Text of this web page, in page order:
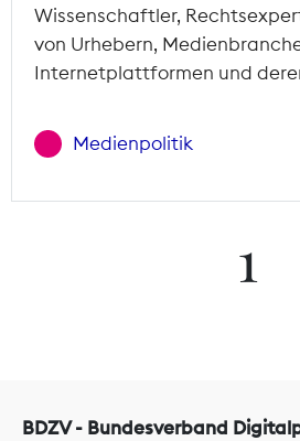
Wissenschaftler,
von Urhebern,
Internetplattformen und
Medienpolitik
1
BDZV - Bundesverband